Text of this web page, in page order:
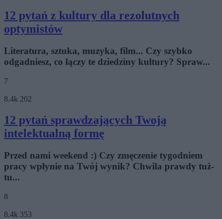
12 pytań z kultury dla rezolutnych
optymistów
Literatura, sztuka, muzyka, film... Czy szybko
odgadniesz, co łączy te dziedziny kultury? Spraw...
7
8.4k 202
12 pytań sprawdzających Twoją
intelektualną formę
Przed nami weekend :) Czy zmęczenie tygodniem
pracy wpłynie na Twój wynik? Chwila prawdy tuż-
tu...
8
8.4k 353